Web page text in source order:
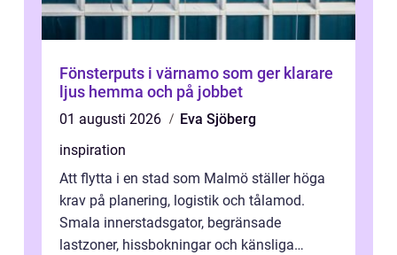
Fönsterputs i värnamo som ger klarare
ljus hemma och på jobbet
01 augusti 2026
Eva Sjöberg
inspiration
Att flytta i en stad som Malmö ställer höga
krav på planering, logistik och tålamod.
Smala innerstadsgator, begränsade
lastzoner, hissbokningar och känsliga